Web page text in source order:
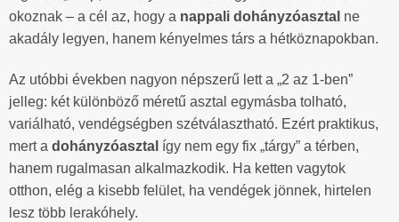
okoznak – a cél az, hogy a nappali dohányzóasztal ne
akadály legyen, hanem kényelmes társ a hétköznapokban.
Az utóbbi években nagyon népszerű lett a „2 az 1-ben”
jelleg: két különböző méretű asztal egymásba tolható,
variálható, vendégségben szétválasztható. Ezért praktikus,
mert a dohányzóasztal így nem egy fix „tárgy” a térben,
hanem rugalmasan alkalmazkodik. Ha ketten vagytok
otthon, elég a kisebb felület, ha vendégek jönnek, hirtelen
lesz több lerakóhely.